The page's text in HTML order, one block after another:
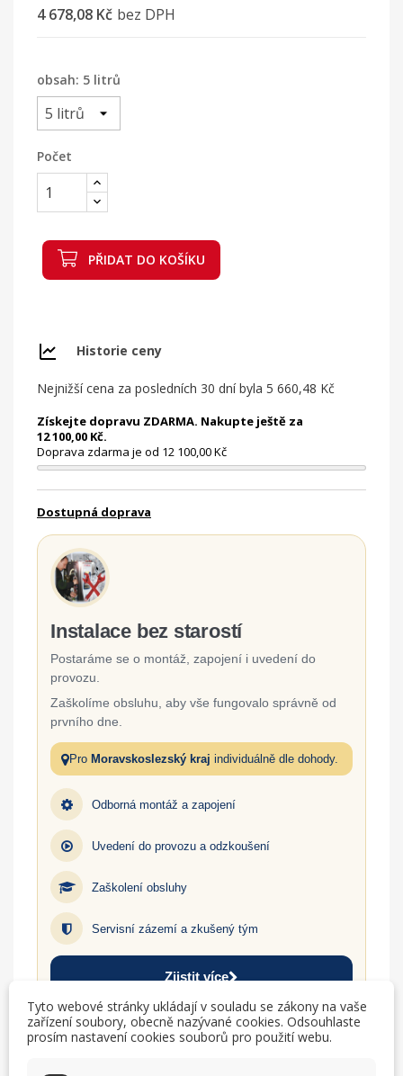
4 678,08 Kč bez DPH
obsah: 5 litrů
Počet
PŘIDAT DO KOŠÍKU
Historie ceny
Nejnižší cena za posledních 30 dní byla 5 660,48 Kč
Získejte dopravu ZDARMA. Nakupte ještě za
12 100,00 Kč.
Doprava zdarma je od 12 100,00 Kč
Dostupná doprava
Instalace bez starostí
Postaráme se o montáž, zapojení i uvedení do
provozu.
Zaškolíme obsluhu, aby vše fungovalo správně od
prvního dne.
Pro Moravskoslezský kraj individuálně dle dohody.
Odborná montáž a zapojení
Uvedení do provozu a odzkoušení
Zaškolení obsluhy
Servisní zázemí a zkušený tým
Zjistit více
TISK
Tyto webové stránky ukládají v souladu se zákony na vaše
zařízení soubory, obecně nazývané cookies. Odsouhlaste
prosím nastavení cookies souborů pro použití webu.